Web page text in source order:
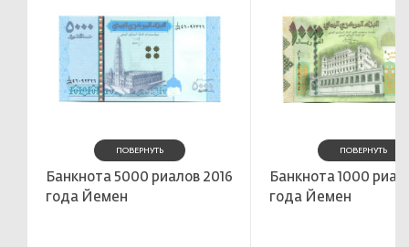
ПОВЕРНУТЬ
Банкнота 5000 риалов 2016
года Йемен
ПОВЕРНУТЬ
Банкнота 1000
года Йемен